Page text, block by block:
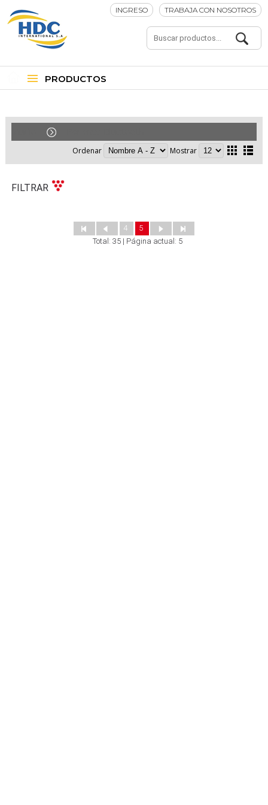
INGRESO TRABAJA CON NOSOTROS
PRODUCTOS
Ordenar Mostrar
FILTRAR
4
5
Total: 35 | Página actual: 5